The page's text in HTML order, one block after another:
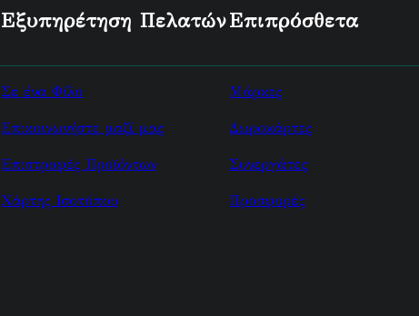
Εξυπηρέτηση Πελατών
Σε ένα Φίλο
Επικοινωνήστε μαζί μας
Επιστροφές Προϊόντων
Χάρτης Ισοτόπου
Επιπρόσθετα
Μάρκες
Δωροκάρτες
Συνεργάτες
Προσφορές